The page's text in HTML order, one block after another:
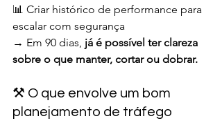
📊 Criar histórico de performance para
escalar com segurança
→ Em 90 dias, já é possível ter clareza
sobre o que manter, cortar ou dobrar.
⚒️ O que envolve um bom
planejamento de tráfego